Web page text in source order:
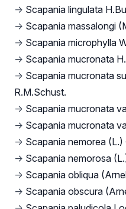
→ Scapania lingulata
→ Scapania massalongi
→ Scapania microphylla
→ Scapania mucronata
→ Scapania mucronata
R.M.Schust.
→ Scapania mucronata
→ Scapania mucronata
→ Scapania nemorea (L.)
→ Scapania nemorosa
→ Scapania obliqua
→ Scapania obscura